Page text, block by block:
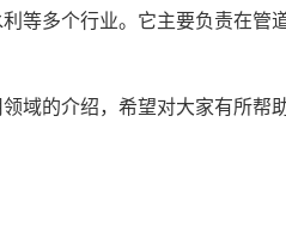
等多个行业。它主要负责在
域的介绍，希望对大家有所帮助